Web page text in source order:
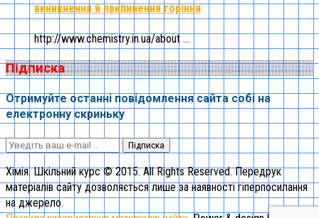
виникнення й припинення горіння
http://www.chemistry.in.ua/about ...
Підписка
Отримуйте останні повідомлення сайта собі на
електронну скриньку
Підписка
Хімія. Шкільний курс © 2015. All Rights Reserved. Передрук
матеріалів сайту дозволяється лише за наявності гіперпосилання
на джерело.